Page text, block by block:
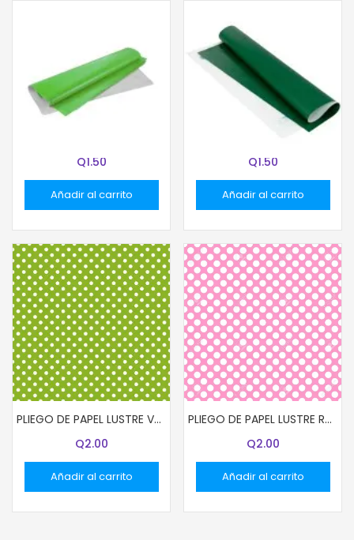
Q1.50
Añadir al carrito
Q1.50
Añadir al carrito
PLIEGO DE PAPEL LUSTRE VERDE LIMON CON PUNTITOS
Q2.00
Añadir al carrito
PLIEGO DE PAPEL LUSTRE ROSADO CON PUNTITOS
Q2.00
Añadir al carrito